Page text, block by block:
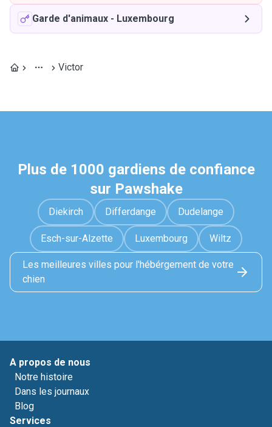
Garde d'animaux - Luxembourg
Victor
Plus de 1000 gardiens de confiance
sur Pawshake
Diekirch Differdange Dudelange
Esch-sur-Alzette Luxembourg Wiltz
Les meilleures villes pour l'hébérgement de votre
chien
A propos de nous
Notre histoire
Dans les journaux
Blog
Services